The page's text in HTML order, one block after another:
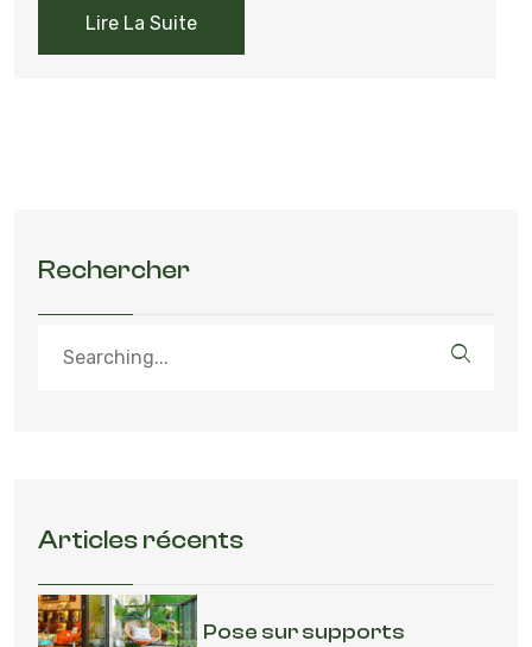
Lire La Suite
Rechercher
Articles récents
Pose sur supports